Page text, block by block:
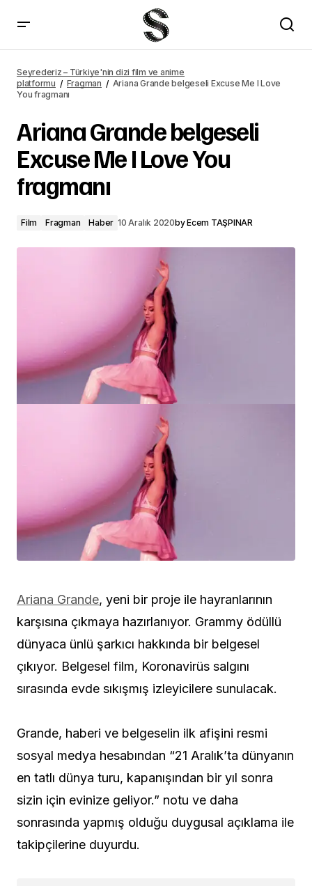
Seyrederiz – Türkiye'nin dizi film ve anime
platformu
Fragman
Ariana Grande belgeseli Excuse Me I Love
You fragmanı
Ariana Grande belgeseli
Excuse Me I Love You
fragmanı
Film Fragman Haber 10 Aralık 2020byEcem TAŞPINAR
Ariana Grande, yeni bir proje ile hayranlarının
karşısına çıkmaya hazırlanıyor. Grammy ödüllü
dünyaca ünlü şarkıcı hakkında bir belgesel
çıkıyor. Belgesel film, Koronavirüs salgını
sırasında evde sıkışmış izleyicilere sunulacak.
Grande, haberi ve belgeselin ilk afişini resmi
sosyal medya hesabından “21 Aralık’ta dünyanın
en tatlı dünya turu, kapanışından bir yıl sonra
sizin için evinize geliyor.” notu ve daha
sonrasında yapmış olduğu duygusal açıklama ile
takipçilerine duyurdu.